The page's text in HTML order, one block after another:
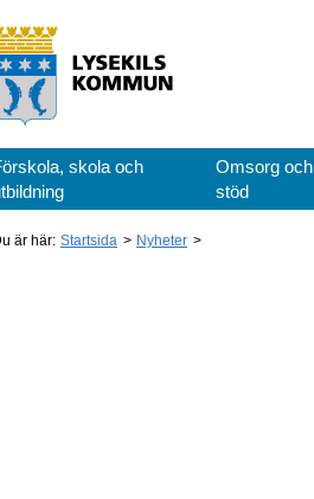
skola och
Omsorg och
stöd
är här: Startsida Nyheter